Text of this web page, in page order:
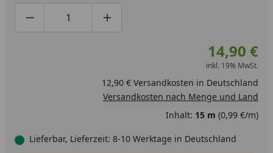
Produktmenge um eins verringern
Produktmenge manuell eingeben
Produktmenge um eins erhöhen
14,90 €
inkl. 19% MwSt.
12,90 € Versandkosten in Deutschland
Versandkosten nach Menge und Land
Inhalt: 15 m (0,99 €/m)
Lieferbar, Lieferzeit: 8-10 Werktage in Deutschland